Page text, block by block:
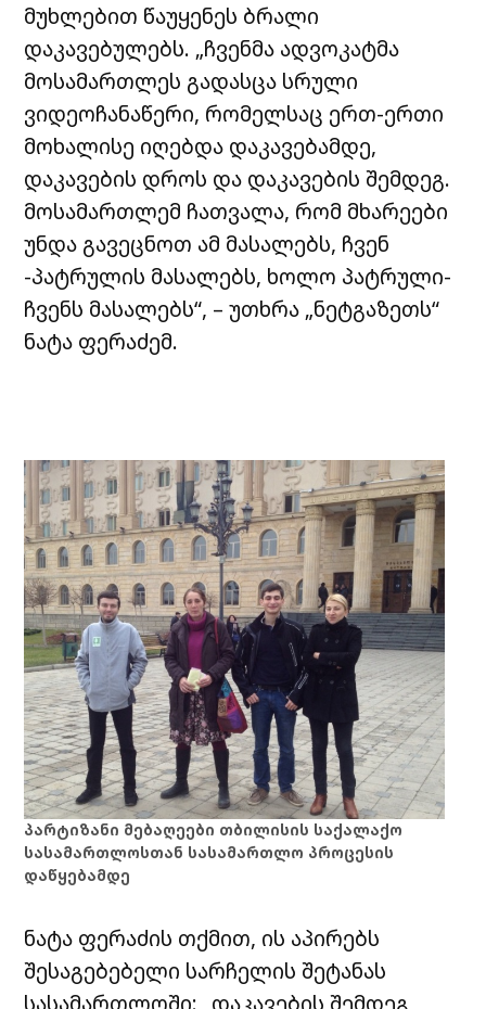
მუხლებით წაუყენეს ბრალი
დაკავებულებს. „ჩვენმა ადვოკატმა
მოსამართლეს გადასცა სრული
ვიდეოჩანაწერი, რომელსაც ერთ-ერთი
მოხალისე იღებდა დაკავებამდე,
დაკავების დროს და დაკავების შემდეგ.
მოსამართლემ ჩათვალა, რომ მხარეები
უნდა გავეცნოთ ამ მასალებს, ჩვენ
-პატრულის მასალებს, ხოლო პატრული-
ჩვენს მასალებს“, – უთხრა „ნეტგაზეთს“
ნატა ფერაძემ.
პარტიზანი მებაღეები თბილისის საქალაქო
სასამართლოსთან სასამართლო პროცესის
დაწყებამდე
ნატა ფერაძის თქმით, ის აპირებს
შესაგებებელი სარჩელის შეტანას
სასამართლოში: „დაკავების შემდეგ